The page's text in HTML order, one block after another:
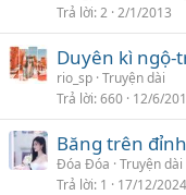
Trả lời 2 2/1/2013
Duyên kì
rio_sp Truyện dài
Trả lời 660 12/6/
Băng trên
Đóa Đóa Truyện dài
Trả lời 1 17/12/2024